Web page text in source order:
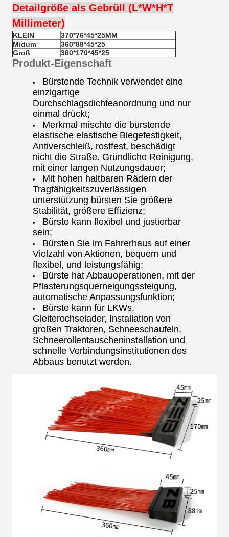
Detailgröße als Gebrüll (L*W*H*T
Millimeter)
KLEIN
370*76*45*25MM
Midum
360*88*45*25
Groß
360*170*45*25
Produkt-Eigenschaft
Bürstende Technik verwendet eine
einzigartige
Durchschlagsdichteanordnung und nur
einmal drückt;
Merkmal mischte die bürstende
elastische elastische Biegefestigkeit,
Antiverschleiß, rostfest, beschädigt
nicht die Straße. Gründliche Reinigung,
mit einer langen Nutzungsdauer;
Mit hohen haltbaren Rädern der
Tragfähigkeitszuverlässigen
unterstützung bürsten Sie größere
Stabilität, größere Effizienz;
Bürste kann flexibel und justierbar
sein;
Bürsten Sie im Fahrerhaus auf einer
Vielzahl von Aktionen, bequem und
flexibel, und leistungsfähig;
Bürste hat Abbauoperationen, mit der
Pflasterungsquerneigungssteigung,
automatische Anpassungsfunktion;
Bürste kann für LKWs,
Gleiterochselader, Installation von
großen Traktoren, Schneeschaufeln,
Schneerollentauscheninstallation und
schnelle Verbindungsinstitutionen des
Abbaus benutzt werden.